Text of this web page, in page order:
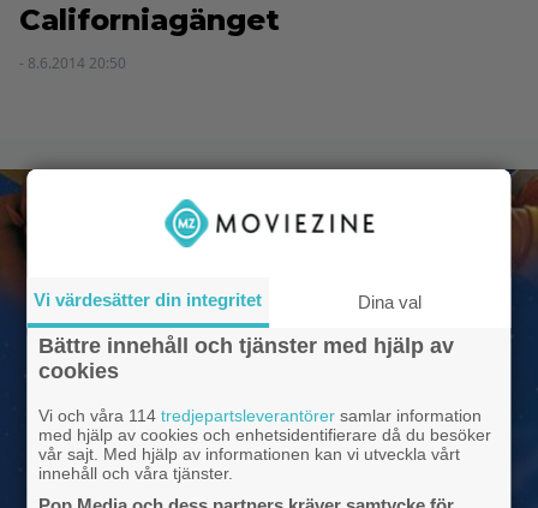
Californiagänget
- 8.6.2014 20:50
Vi värdesätter din integritet Dina val
Bättre innehåll och tjänster med hjälp av
cookies
Vi och våra 114tredjepartsleverantörer samlar information
med hjälp av cookies och enhetsidentifierare då du besöker
vår sajt. Med hjälp av informationen kan vi utveckla vårt
innehåll och våra tjänster.